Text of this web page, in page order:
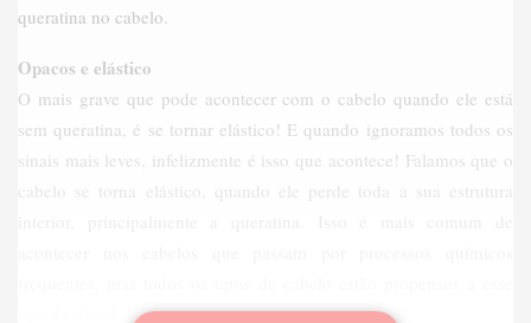
queratina no cabelo.
Opacos e elástico
O mais grave que pode acontecer com o cabelo quando ele está
sem queratina, é se tornar elástico! E quando ignoramos todos os
sinais mais leves, infelizmente é isso que acontece! Falamos que o
cabelo se torna elástico, quando ele perde toda a sua estrutura